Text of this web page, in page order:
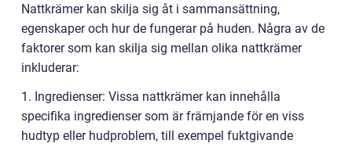
Nattkrämer kan skilja sig åt i sammansättning,
egenskaper och hur de fungerar på huden. Några av de
faktorer som kan skilja sig mellan olika nattkrämer
inkluderar:
1. Ingredienser: Vissa nattkrämer kan innehålla
specifika ingredienser som är främjande för en viss
hudtyp eller hudproblem, till exempel fuktgivande